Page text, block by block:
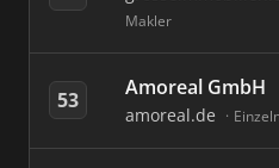
Makler
53 Amoreal GmbH
amoreal.de